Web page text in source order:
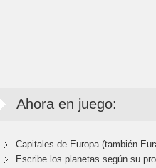
Ahora en juego:
Capitales de Europa (también
Escribe los planetas según su